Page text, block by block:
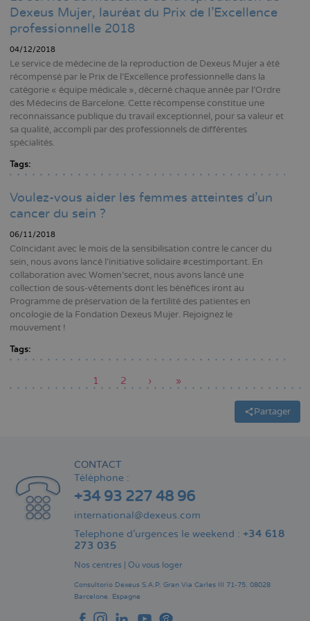
Dexeus Mujer, lauréat du Prix de l’Excellence
professionnelle 2018
04/12/2018
Le service de médecine de la reproduction de Dexeus Mujer a été
récompensé par le Prix de l’Excellence professionnelle dans la
catégorie « équipe médicale », décerné chaque année par l’Ordre
des Médecins de Barcelone. Cette récompense constitue une
reconnaissance publique du travail exceptionnel, pour sa valeur et
sa qualité, accompli par des professionnels de différentes
spécialités.
Tags:
Voulez-vous aider les femmes atteintes d’un
cancer du sein ?
06/11/2018
Coïncidant avec le mois de la sensibilisation contre le cancer du
sein, nous avons lancé l’initiative solidaire #cestimportant. En
collaboration avec Women’secret, nous avons lancé une
collection de sous-vêtements dont les bénéfices iront au
Programme de préservation de la fertilité des patientes en
oncologie de la Fondation Dexeus Mujer. Rejoignez le
mouvement !
Tags:
Page
actuelle
1 Page
2
Page
suivante
›
Dernière
page
»
Partager
CONTACT
Téléphone :
+34 93 227 48 96
international@dexeus.com
Telephone d’urgences le weekend : +34 618
273 035
Nos centres Où vous loger
Consultorio Dexeus S.A.P. Gran Via Carles III 71-75. 08028
Barcelone. Espagne